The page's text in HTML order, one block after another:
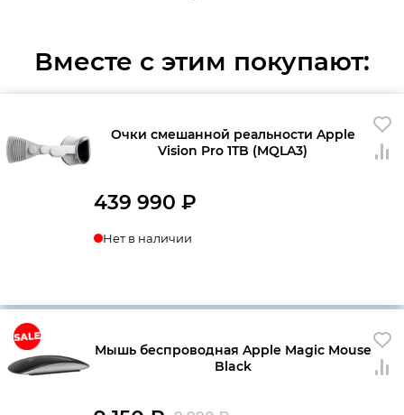
Вместе с этим покупают:
Очки смешанной реальности Apple
Vision Pro 1TB (MQLA3)
439 990 ₽
Нет в наличии
Мышь беспроводная Apple Magic Mouse
Black